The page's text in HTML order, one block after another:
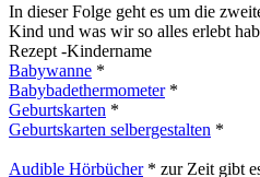
In dieser Folge geht es um die
Kind und was wir so alles erlebt
Rezept -Kindername
Babywanne *
Babybadethermometer*
Geburtskarten *
Geburtskarten selbergestalten *
Audible Hörbücher* zur Zeit gibt